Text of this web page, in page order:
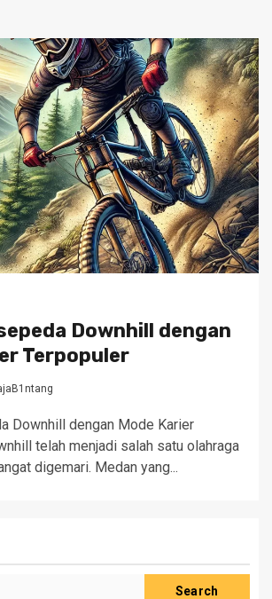
Downhill dengan
Terpopuler
Downhill dengan Mode Karier
telah menjadi salah satu olahraga
digemari. Medan yang...
Search